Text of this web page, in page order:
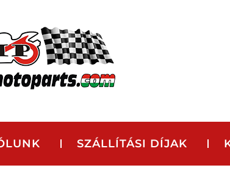
SZÁLLÍTÁSI DÍJAK